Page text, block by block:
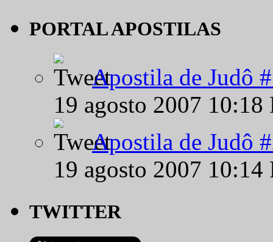
PORTAL APOSTILAS
Apostila de Judô
19 agosto 2007
Apostila de Judô
19 agosto 2007
TWITTER